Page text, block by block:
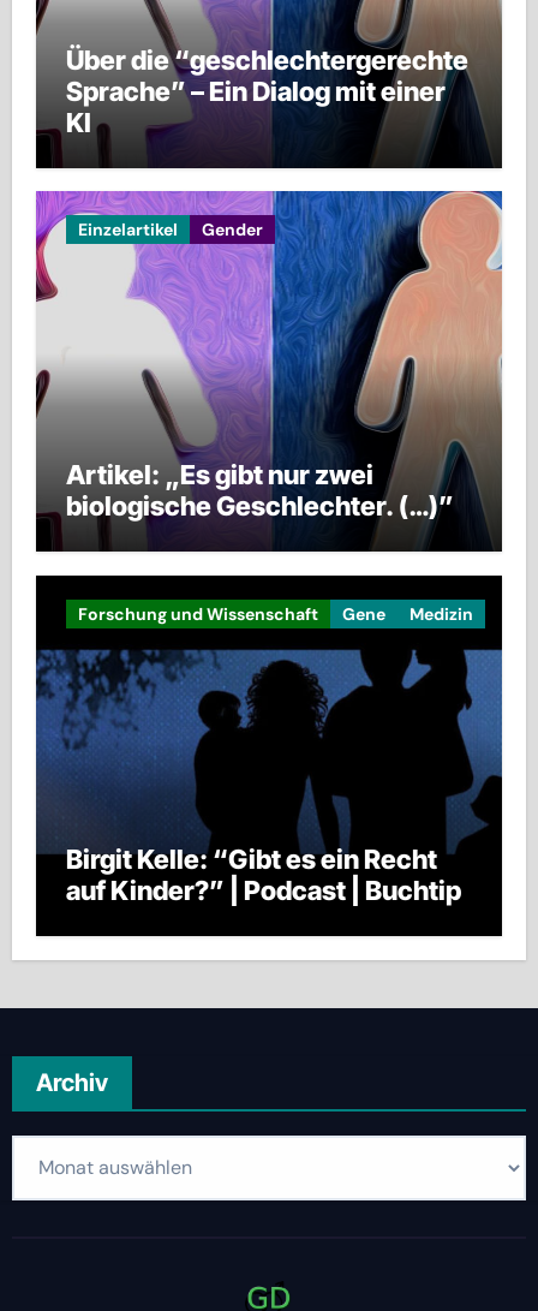
Über die “geschlechtergerechte
Sprache” – Ein Dialog mit einer
KI
Einzelartikel Gender
Artikel: „Es gibt nur zwei
biologische Geschlechter. (…)”
Forschung und Wissenschaft Gene Medizin
Birgit Kelle: “Gibt es ein Recht
auf Kinder?” | Podcast | Buchtip
Archiv